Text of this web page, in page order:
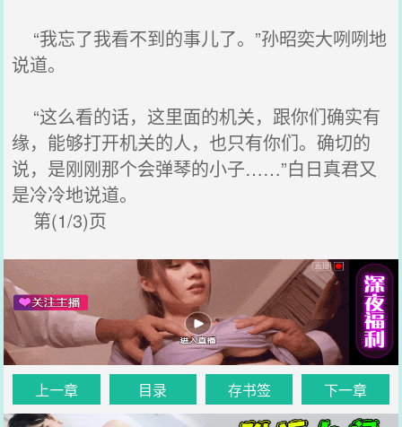
“我忘了我看不到的事儿了。”孙昭奕大咧咧地
说道。
“这么看的话，这里面的机关，跟你们确实有
缘，能够打开机关的人，也只有你们。确切的
说，是刚刚那个会弹琴的小子……”白日真君又
是冷冷地说道。
第(1/3)页
上一章 目录 存书签 下一章